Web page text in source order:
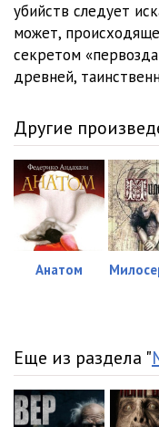
убийств следует
может,
секретом
древней,
Другие
Анатом
Еще из раздела "